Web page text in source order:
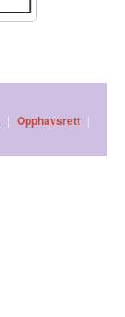
| Opphavsrett |